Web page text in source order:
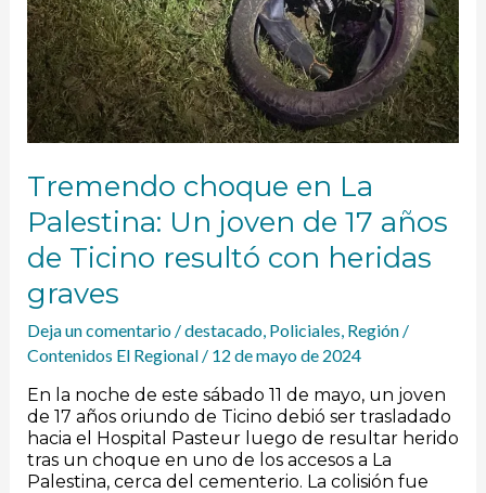
Tremendo choque en La
Palestina: Un joven de 17 años
de Ticino resultó con heridas
graves
Deja un comentario /destacado, Policiales, Región/
Contenidos El Regional / 12 de mayo de 2024
En la noche de este sábado 11 de mayo, un joven
de 17 años oriundo de Ticino debió ser trasladado
hacia el Hospital Pasteur luego de resultar herido
tras un choque en uno de los accesos a La
Palestina, cerca del cementerio. La colisión fue